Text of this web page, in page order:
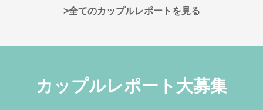
全てのカップルレポートを見る
カップルレポート大募集